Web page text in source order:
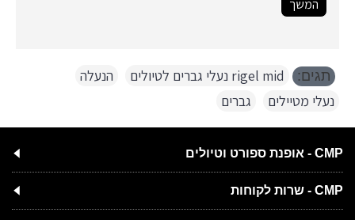
המשך
תגים: rigel mid נעלי גברים לטיולים הנעלה
נעלי מטיילים
גברים
CMP - אופנת ספורט וטיולים
CMP - שרות לקוחות